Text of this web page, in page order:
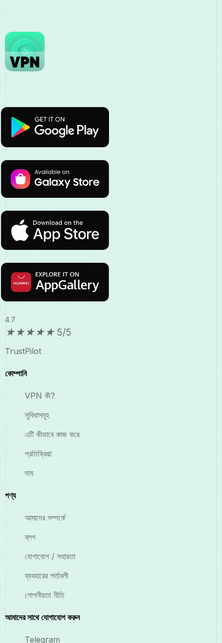
4.7
★★★★★ 5/5
TrustPilot
কোম্পানি
VPN কী?
সুবিধাসমূহ
এটি কীভাবে কাজ করে
প্রতিক্রিয়া
দাম
পণ্য
আমাদের সম্পর্কে
ব্লগ
যোগাযোগ / সহায়তা
ব্যবহারের শর্তাবলী
গোপনীয়তা নীতি
আমাদের সাথে যোগাযোগ করুন
Telegram